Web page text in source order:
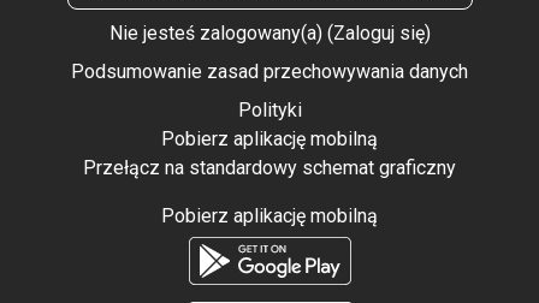
Nie jesteś zalogowany(a) (Zaloguj się)
Podsumowanie zasad przechowywania danych
Polityki
Pobierz aplikację mobilną
Przełącz na standardowy schemat graficzny
Pobierz aplikację mobilną